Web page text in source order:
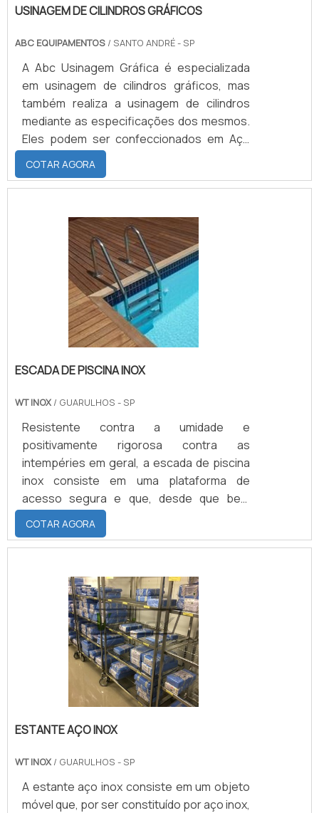
USINAGEM DE CILINDROS GRÁFICOS
ABC EQUIPAMENTOS / SANTO ANDRÉ - SP
A Abc Usinagem Gráfica é especializada
em usinagem de cilindros gráficos, mas
também realiza a usinagem de cilindros
mediante as especificações dos mesmos.
Eles podem ser confeccionados em Aço
1020, Aço 1045, Alumínio, Inox, Bronze e
Latão, de acordo com a solicitação do
cliente.SAIBA QUAIS MATERIAIS NO
processo da usinagem de cilindros: Tornos
mecânicos; Torno CNC; Fresadoras;
Soldas. A empresa fornece os seguintes
serviços no ramo de usinagem de cilindros:.
COTAR AGORA
ESCADA DE PISCINA INOX
WT INOX / GUARULHOS - SP
Resistente contra a umidade e
positivamente rigorosa contra as
intempéries em geral, a escada de piscina
inox consiste em uma plataforma de
acesso segura e que, desde que bem
monitorada, pode contar com uma longa
vida útil. Independentemente da quantidade
de raios solares que incidem diretamente
caracteriza por não aquecer a ponto de
não poder ser apoiada pelos banhistas que
utilizam a plataforma para ascender ou
regredir à piscina.Promover um seguro e q.
COTAR AGORA
ESTANTE AÇO INOX
WT INOX / GUARULHOS - SP
A estante aço inox consiste em um objeto
móvel que, por ser constituído por aço inox,